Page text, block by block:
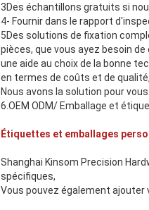
3Des échantillons gratuits si
4- Fournir dans le rapport
5Des solutions de fixation
pièces, que vous ayez besoin
une aide au choix de la bonne
en termes de coûts et de qualité,
Nous avons la solution pour vous.
6.OEM ODM/ Emballage et
Étiquettes et emballages
Shanghai Kinsom Precision
spécifiques,
Vous pouvez également ajouter